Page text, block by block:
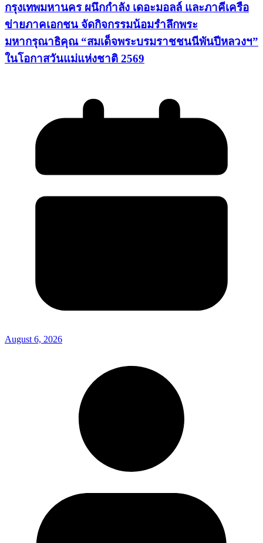
กรุงเทพมหานคร ผนึกกำลัง เดอะมอลล์ และภาคีเครือ
ข่ายภาคเอกชน จัดกิจกรรมน้อมรำลึกพระ
มหากรุณาธิคุณ “สมเด็จพระบรมราชชนนีพันปีหลวงฯ”
ในโอกาสวันแม่แห่งชาติ 2569
August 6, 2026